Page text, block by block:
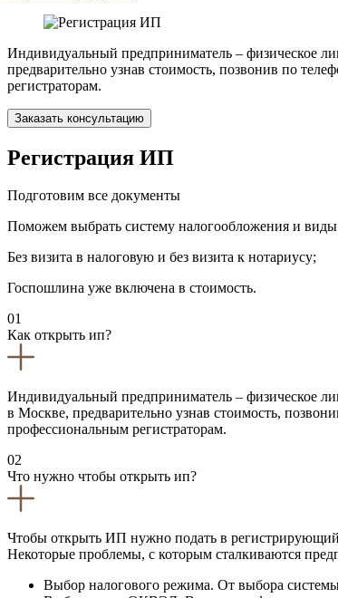
Индивидуальный предприниматель – физическое
предварительно узнав стоимость, позвонив по
регистраторам.
Заказать консультацию
Регистрация ИП
Подготовим все документы
Поможем выбрать систему налогообложения и виды
Без визита в налоговую и без визита к нотариусу;
Госпошлина уже включена в стоимость.
01
Как открыть ип?
Индивидуальный предприниматель – физическое
в Москве, предварительно узнав стоимость,
профессиональным регистраторам.
02
Что нужно чтобы открыть ип?
Чтобы открыть ИП нужно подать в
Некоторые проблемы, с которым сталкиваются
Выбор налогового режима. От выбора